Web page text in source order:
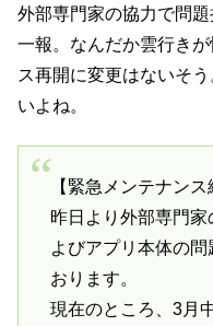
外部専門家の協力で問
一報。なんだか雲行き
ス再開に変更はないそ
いよね。
【緊急メンテナンス
昨日より外部専門
よびアプリ本体の
おります。
現在のところ、3月